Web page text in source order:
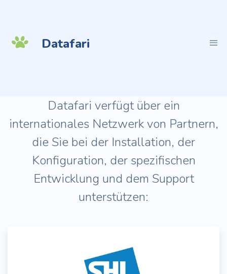
Datafari
Datafari verfügt über ein
internationales Netzwerk von Partnern,
die Sie bei der Installation, der
Konfiguration, der spezifischen
Entwicklung und dem Support
unterstützen: